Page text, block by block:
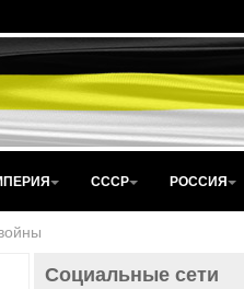
СССР РОССИЯ
Социальные сети